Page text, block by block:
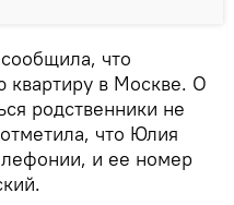
что
квартиру в Москве. О
родственники не
что Юлия
и ее номер